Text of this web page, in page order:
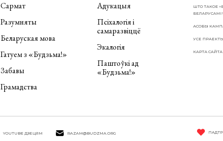
Сармат
Разумняты
Беларуская мова
Гатуем з «Будзьма!»
Забавы
Грамадства
Адукацыя
Псіхалогія і
самаразвіццё
Экалогія
Паштоўкі ад
«Будзьма!»
ШТО ТАКОЕ
АСОБЫ
УСЕ
КАРТА САЙТА
YOUTUBE ДЗЕЦЯМ RAZAM@BUDZMA.ORG